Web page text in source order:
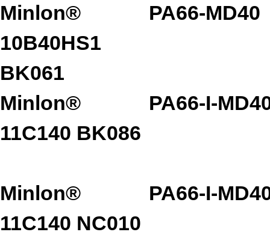
Minlon®
10B40HS1
BK061
PA66-MD40
Minlon®
11C140 BK086
PA66-I-
Minlon®
11C140 NC010
PA66-I-